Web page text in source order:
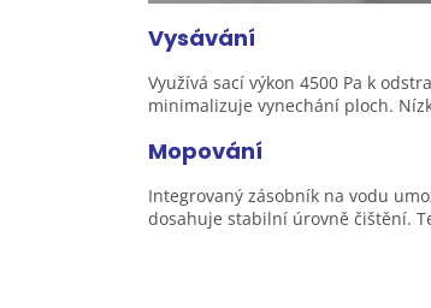
Vysávání
Využívá sací výkon 4500 Pa k
minimalizuje vynechání ploch.
Mopování
Integrovaný zásobník na vodu
dosahuje stabilní úrovně čištění.